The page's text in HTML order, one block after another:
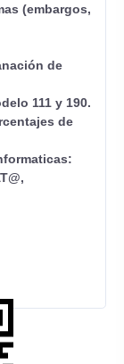
(embargos,
de
111 y 190.
de